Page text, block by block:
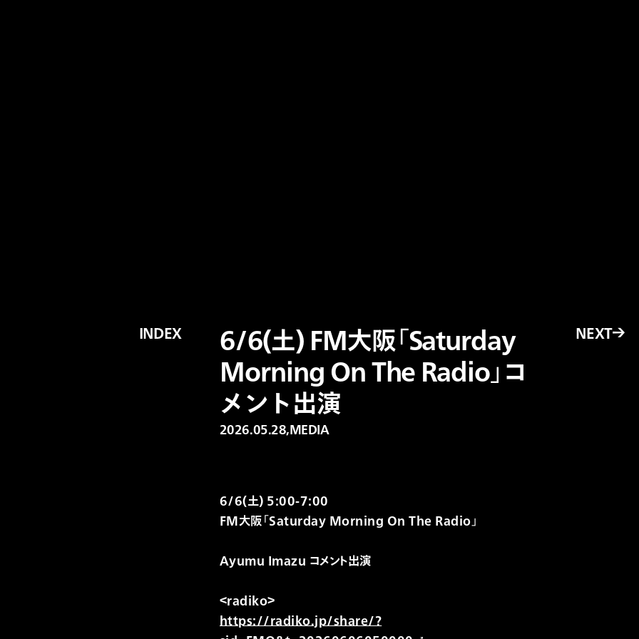
INDEX NEXT→
6/6(土) FM大阪「Saturday
Morning On The Radio」コ
メント出演
2026.05.28, MEDIA
6/6(土) 5:00-7:00
FM大阪「Saturday Morning On The Radio」
Ayumu Imazu コメント出演
＜radiko＞
https://radiko.jp/share/?